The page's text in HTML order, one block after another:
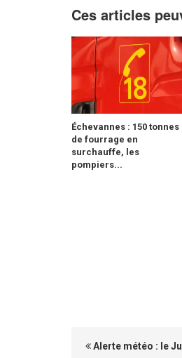
Ces articles
Échevannes : 150 tonnes
de fourrage en
surchauffe, les
pompiers...
Alerte météo : le